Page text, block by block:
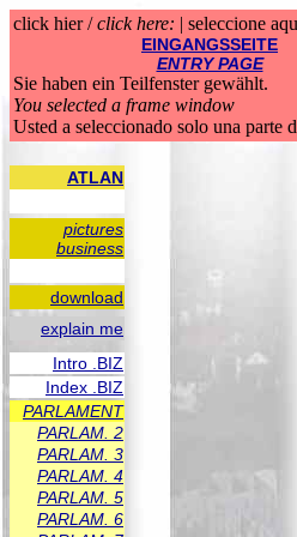
click hier /click here: | seleccione
EINGANGSSEITE
ENTRY PAGE
Sie haben ein Teilfenster gewählt.
You selected a frame window
Usted a seleccionado solo una parte
ATLAN
pictures
business
download
explain me
Intro .BIZ
Index .BIZ
PARLAMENT
PARLAM. 2
PARLAM. 3
PARLAM. 4
PARLAM. 5
PARLAM. 6